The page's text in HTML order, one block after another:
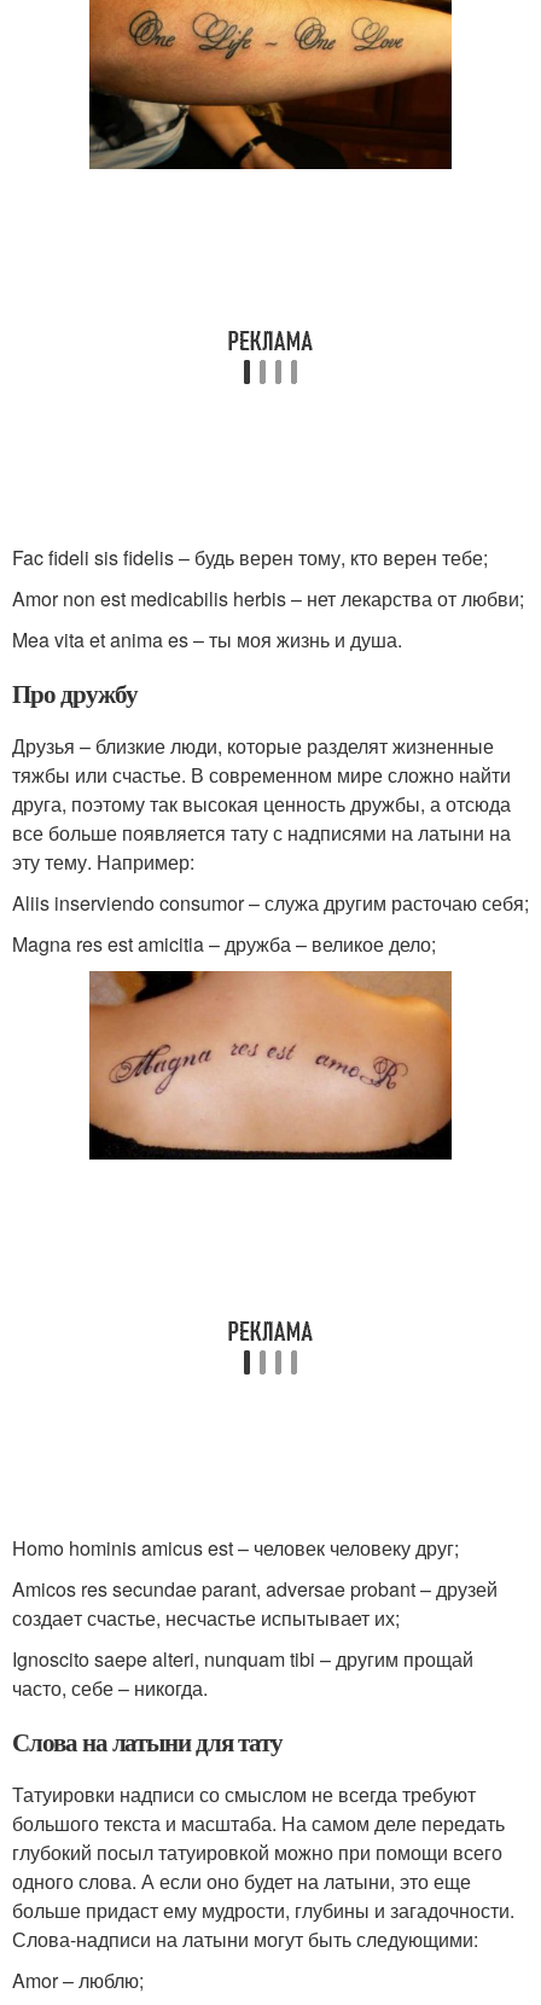
Fac fideli sis fidelis – будь верен тому, кто верен тебе;
Amor non est medicabilis herbis – нет лекарства от любви;
Mea vita et anima es – ты моя жизнь и душа.
Про дружбу
Друзья – близкие люди, которые разделят жизненные
тяжбы или счастье. В современном мире сложно найти
друга, поэтому так высокая ценность дружбы, а отсюда
все больше появляется тату с надписями на латыни на
эту тему. Например:
Aliis inserviendo consumor – служа другим расточаю себя;
Magna res est amicitia – дружба – великое дело;
Homo hominis amicus est – человек человеку друг;
Amicos res secundae parant, adversae probant – друзей
создаeт счастье, несчастье испытывает их;
Ignoscito saepe alteri, nunquam tibi – другим прощай
часто, себе – никогда.
Слова на латыни для тату
Татуировки надписи со смыслом не всегда требуют
большого текста и масштаба. На самом деле передать
глубокий посыл татуировкой можно при помощи всего
одного слова. А если оно будет на латыни, это еще
больше придаст ему мудрости, глубины и загадочности.
Слова-надписи на латыни могут быть следующими:
Amor – люблю;